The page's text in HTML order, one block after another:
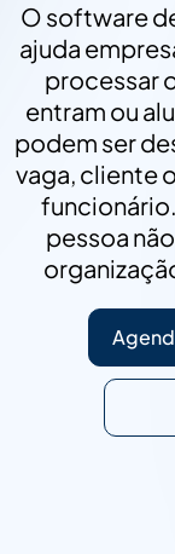
O software
ajuda
processar
entram ou
podem ser
vaga, cliente
pessoa